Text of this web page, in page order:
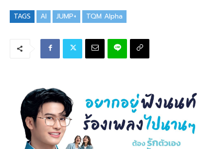
TAGS AI JUMP+ TQM Alpha